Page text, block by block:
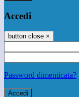
Accedi
button close ×
Password dimenticata?